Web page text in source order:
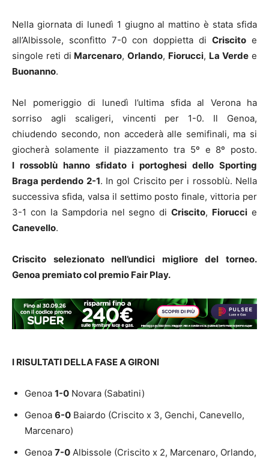
Nella giornata di lunedì 1 giugno al mattino è stata sfida
all’Albissole, sconfitto 7-0 con doppietta di Criscito e
singole reti di Marcenaro, Orlando, Fiorucci, La Verde e
Buonanno.
Nel pomeriggio di lunedì l’ultima sfida al Verona ha
sorriso agli scaligeri, vincenti per 1-0. Il Genoa,
chiudendo secondo, non accederà alle semifinali, ma si
giocherà solamente il piazzamento tra 5º e 8º posto.
I rossoblù hanno sfidato i portoghesi dello Sporting
Braga perdendo 2-1. In gol Criscito per i rossoblù. Nella
successiva sfida, valsa il settimo posto finale, vittoria per
3-1 con la Sampdoria nel segno diCriscito, Fiorucci e
Canevello.
Criscito selezionato nell’undici migliore del torneo.
Genoa premiato col premio Fair Play.
I RISULTATI DELLA FASE A GIRONI
Genoa 1-0 Novara (Sabatini)
Genoa 6-0 Baiardo (Criscito x 3, Genchi, Canevello,
Marcenaro)
Genoa 7-0 Albissole (Criscito x 2, Marcenaro, Orlando,